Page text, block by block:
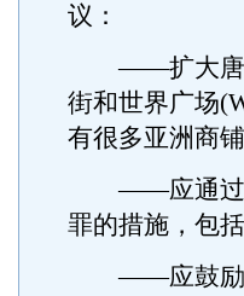
议：
——扩大唐人
街和世界广场
有很多亚洲商
——应通过对
罪的措施，包
——应鼓励唐